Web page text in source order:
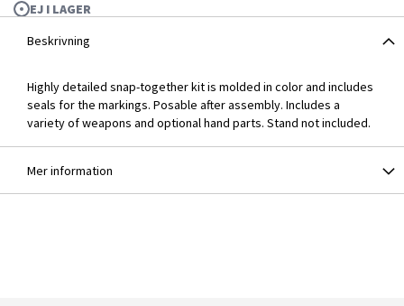
EJ I LAGER
HG MS-06R-1A Zaku II Shin Matsunaga Custom 1/144
Beskrivning
Highly detailed snap-together kit is molded in color and includes
seals for the markings. Posable after assembly. Includes a
variety of weapons and optional hand parts. Stand not included.
Mer information